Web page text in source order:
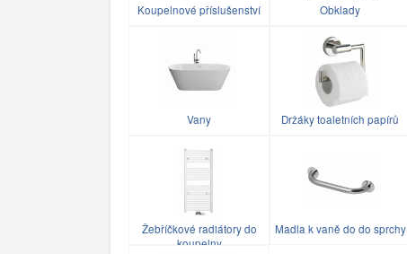
Koupelnové příslušenství Obklady
Vany Držáky toaletních papírů
Žebříčkové radiátory do
koupelny
Madla k vaně do do sprchy